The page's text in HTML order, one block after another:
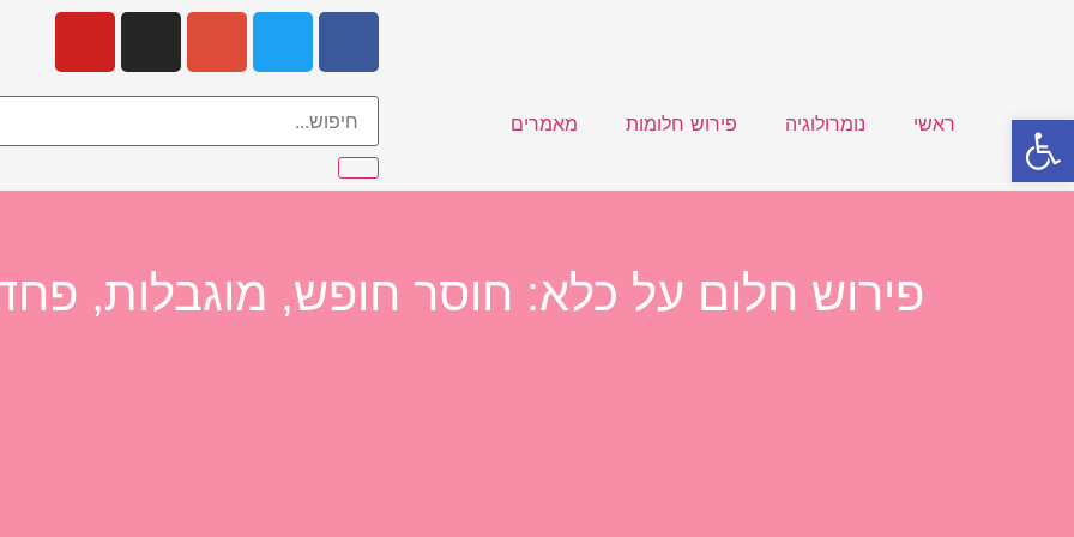
ראשי נומרולוגיה פירוש חלומות מאמרים
פירוש חלום על כלא: חוסר חופש, מוגבלות,
פתח סרגל נגישות